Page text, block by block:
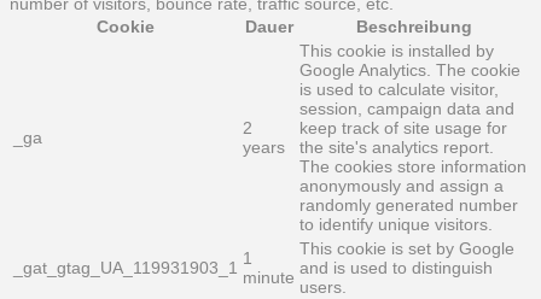
Cookie
Dauer Beschreibung
_ga
2
years
This cookie is installed by
Google Analytics. The cookie
is used to calculate visitor,
session, campaign data and
keep track of site usage for
the site's analytics report.
The cookies store information
anonymously and assign a
randomly generated number
to identify unique visitors.
_gat_gtag_UA_119931903_1 1
minute
This cookie is set by Google
and is used to distinguish
users.